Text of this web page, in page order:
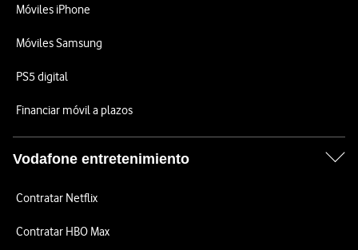
Móviles iPhone
Móviles Samsung
PS5 digital
Financiar móvil a plazos
Vodafone entretenimiento
Contratar Netflix
Contratar HBO Max